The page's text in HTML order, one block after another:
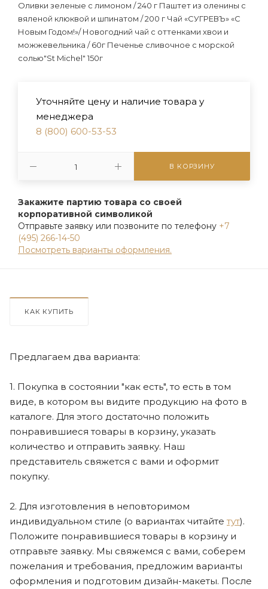
Оливки зеленые с лимоном / 240 г Паштет из оленины с
вяленой клюквой и шпинатом / 200 г Чай «СУГРЕВЪ» «С
Новым Годом!»/ Новогодний чай с оттенками хвои и
можжевельника / 60г Печенье сливочное с морской
солью"St Michel" 150г
Уточняйте цену и наличие товара у
менеджера
8 (800) 600-53-53
В КОРЗИНУ
Закажите партию товара со своей
корпоративной символикой
Отправьте заявку или позвоните по телефону +7
(495) 266-14-50
Посмотреть варианты оформления.
КАК КУПИТЬ
Предлагаем два варианта:
1. Покупка в состоянии "как есть", то есть в том
виде, в котором вы видите продукцию на фото в
каталоге. Для этого достаточно положить
понравившиеся товары в корзину, указать
количество и отправить заявку. Наш
представитель свяжется с вами и оформит
покупку.
2. Для изготовления в неповторимом
индивидуальном стиле (о вариантах читайте тут).
Положите понравившиеся товары в корзину и
отправьте заявку. Мы свяжемся с вами, соберем
пожелания и требования, предложим варианты
оформления и подготовим дизайн-макеты. После